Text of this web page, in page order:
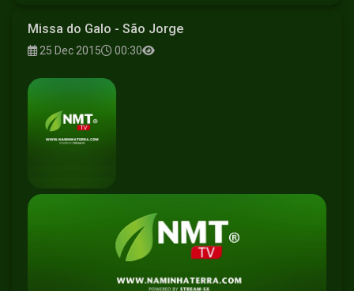
Missa do Galo - São Jorge
25 Dec 2015 00:30